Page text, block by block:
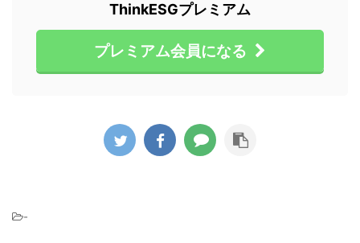
ThinkESGプレミアム
プレミアム会員になる
-